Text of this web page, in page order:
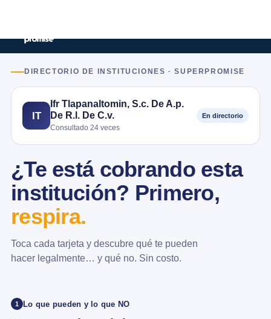
DIRECTORIO DE INSTITUCIONES · SUPERPROMISE
IT
Ifr Tlapanaltomin, S.c. De A.p.
De R.l. De C.v.
Consultado 24 veces
En directorio
¿Te está cobrando esta
institución? Primero,
respira.
Toca cada tarjeta y descubre qué te pueden
hacer legalmente… y qué no. Sin costo.
1 Lo que pueden y lo que NO